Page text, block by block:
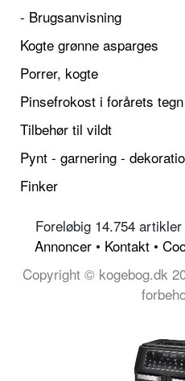
- Brugsanvisning
Kogte grønne asparges
Porrer, kogte
Pinsefrokost i forårets tegn
Tilbehør til vildt
Pynt - garnering -
Finker
Foreløbig 14.754
Annoncer • Kontakt •
Copyright © kogebog.dk